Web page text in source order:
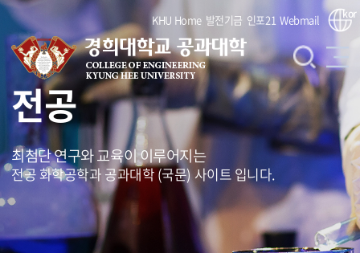
KHU Home 발전기금 인포21 Webmail kor
전공
최첨단 연구와 교육이 이루어지는
전공 화학공학과 공과대학 (국문) 사이트 입니다.